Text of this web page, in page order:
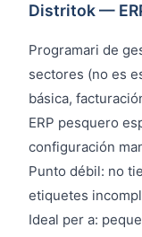
Distritok —
Programari de
sectores (no es
básica,
ERP pesquero
configuración
Punto débil: no
etiquetes
Ideal per a: